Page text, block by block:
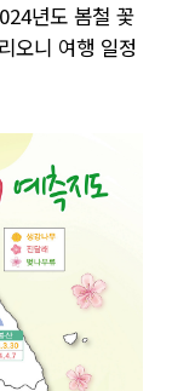
년도 봄철 꽃
오니 여행 일정